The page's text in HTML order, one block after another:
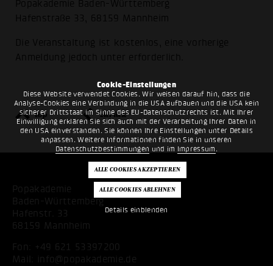
Cookie-Einstellungen
Diese Website verwendet Cookies. Wir weisen darauf hin, dass die
Analyse-Cookies eine Verbindung in die USA aufbauen und die USA kein
sicherer Drittstaat im Sinne des EU-Datenschutzrechts ist. Mit Ihrer
Einwilligung erklären Sie sich auch mit der Verarbeitung Ihrer Daten in
den USA einverstanden. Sie können Ihre Einstellungen unter Details
anpassen. Weitere Informationen finden Sie in unseren
Datenschutzbestimmungen und im Impressum .
Details einblenden
Popakademie Baden-Württemberg
Hafenstraße 33, 68159 Mannheim
Die Veranstaltung ist kostenlos, eine vorherige
Anmeldung jedoch unter erforderlich.
top zurück
Popakademie
Baden-Württemberg
Hafenstr. 33
68159 Mannheim
Fon:
+49 621 53397200
Mail:
info@popakademie.de